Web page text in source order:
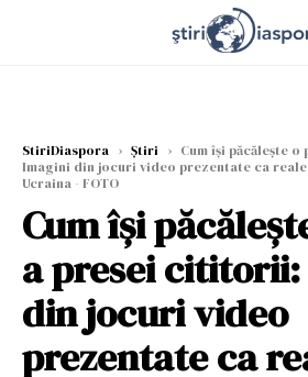
StiriDiaspora › Știri › Cum își păcălește
Imagini din jocuri video prezentate ca
Ucraina - FOTO
Cum își
a presei
din jocuri video
prezentate ca